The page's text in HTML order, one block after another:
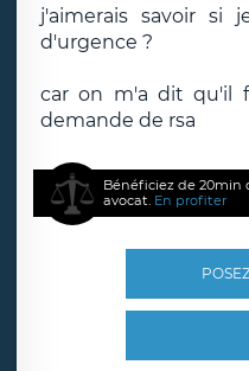
j'aimerais savoir si
d'urgence ?
car on m'a dit qu'il
demande de rsa
Bénéficiez de 20min
avocat. En profiter